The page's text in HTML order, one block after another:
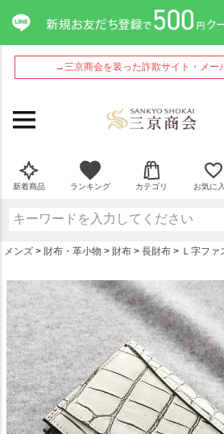
→三京商会を装った詐欺サイト・メー
新着商品 ランキング カテゴリ お気に
メンズ 財布・革小物 財布 長財布 Ｌ字ファ